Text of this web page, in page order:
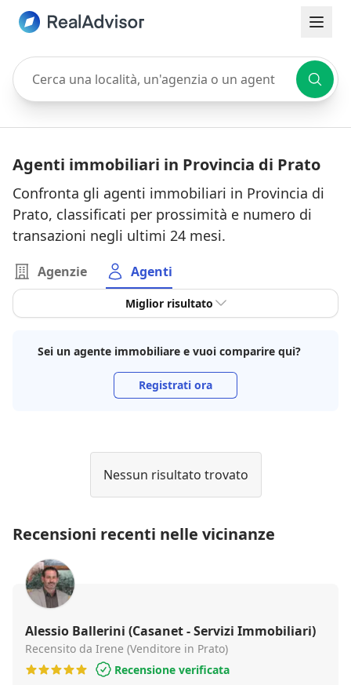
Cerca una località, un'agenzia o un agente
Agenti immobiliari in Provincia di Prato
Confronta gli agenti immobiliari in Provincia di
Prato, classificati per prossimità e numero di
transazioni negli ultimi 24 mesi.
Agenzie Agenti
Miglior risultato
Sei un agente immobiliare e vuoi comparire qui?
Registrati ora
Nessun risultato trovato
Recensioni recenti nelle vicinanze
Alessio Ballerini (Casanet - Servizi Immobiliari)
Recensito da Irene (Venditore in Prato)
Recensione verificata